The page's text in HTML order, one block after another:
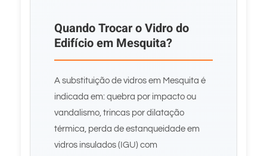
Quando Trocar o Vidro do
Edifício em Mesquita?
A substituição de vidros em Mesquita é
indicada em: quebra por impacto ou
vandalismo, trincas por dilatação
térmica, perda de estanqueidade em
vidros insulados (IGU) com